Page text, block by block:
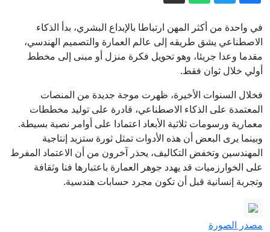
حاخام اليهود الأكبر في روسيا: يمكن تسوية
النزاعات في العالم في يوم واحد
قمة سعودية تركية باكستانية في جدة وسط
"أزمة سبتة".. المغرب "مستعد" للتعاون
في إعادة القصر
الأمن الفيدرالي الروسي يفكك شبكة
"كريبتو" في موسكو تعمل لصالح كييف
إيران.. ترمب يتحدث عن نهاية وشيكة
للحرب وسط استياء بشأن نقص الذخيرة
في واحدة من أكثر المهن ارتباطا بالإبداع البشري، بدأ الذكاء
الاصطناعي يشق طريقه إلى عالم العمارة والتصميم الهندسي،
مقدما وعدا جريئا، وهو تحويل فكرة منزل أو مبنى إلى مخطط
أولي خلال ثوان فقط.
فخلال السنوات الأخيرة، ظهرت موجة جديدة من المنصات
المعتمدة على الذكاء الاصطناعي، قادرة على توليد مخططات
معمارية ورسومات ثلاثية الأبعاد اعتمادا على أوامر نصية بسيطة.
وبينما يرى البعض أن هذه الأدوات تمثل ثورة ستزيد إنتاجية
المهندسين وتخفض التكاليف، يحذر آخرون من أن الاعتماد المفرط
على الخوارزميات قد يهدد جوهر العمارة باعتبارها فنا وثقافة
وتجربة إنسانية قبل أن تكون مجرد حسابات هندسية.
مصدر الصورة